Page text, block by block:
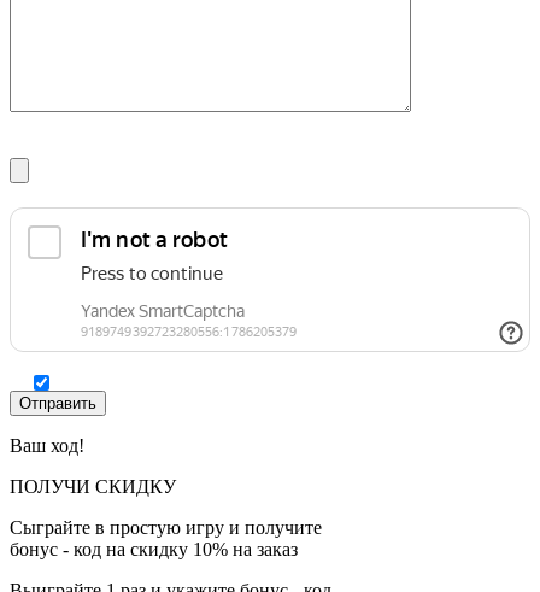
Ваш ход!
ПОЛУЧИ СКИДКУ
Сыграйте в простую игру и получите
бонус - код на скидку 10% на заказ